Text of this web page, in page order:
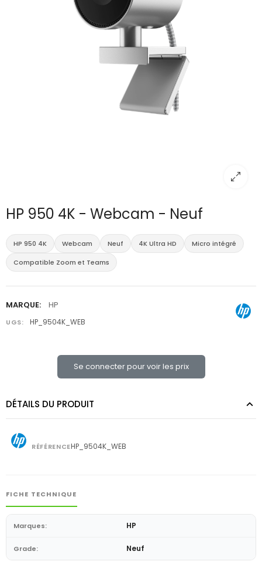
HP 950 4K - Webcam - Neuf
HP 950 4K Webcam Neuf 4K Ultra HD
Micro intégré
Compatible Zoom et Teams
MARQUE: HP
UGS: HP_9504K_WEB
Se connecter pour voir les prix
DÉTAILS DU PRODUIT
RÉFÉRENCEHP_9504K_WEB
FICHE TECHNIQUE
Marques: HP
Grade: Neuf